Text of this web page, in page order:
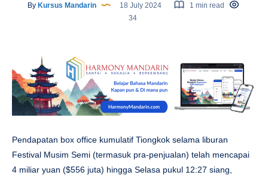
By Kursus Mandarin 18 July 2024
1 min read
34
Pendapatan box office kumulatif Tiongkok selama liburan
Festival Musim Semi (termasuk pra-penjualan) telah mencapai
4 miliar yuan ($556 juta) hingga Selasa pukul 12:27 siang,